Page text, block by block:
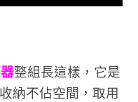
整組長這樣，它是
納不佔空間，取用